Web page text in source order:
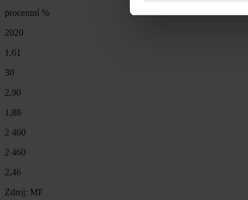
procentní %
2020
1,61
30
2,90
1,88
2 460
2 460
2,46
Zdroj: MF